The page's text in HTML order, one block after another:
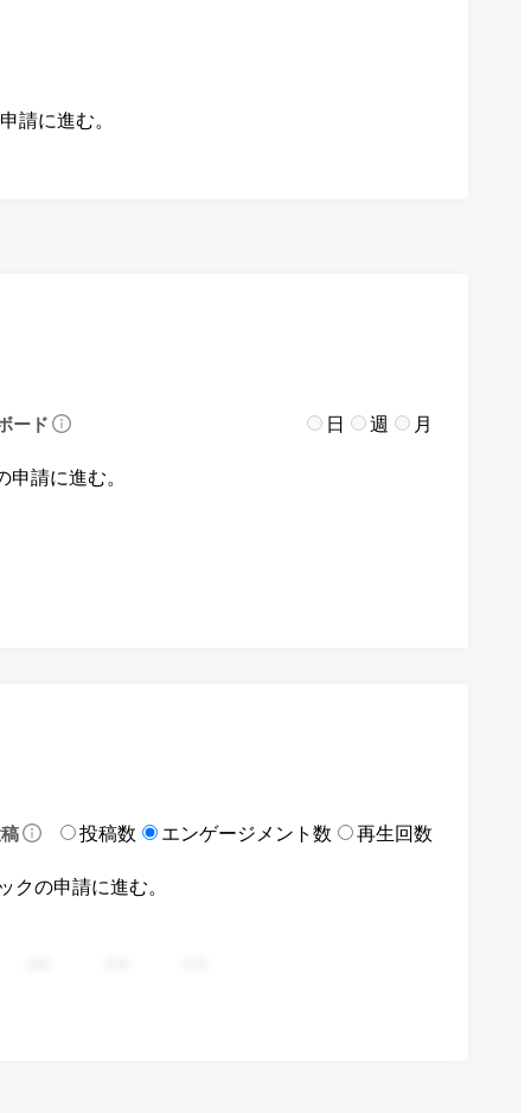
請に進む。
ード 日 週 月
請に進む。
投稿数 エンゲージメント数 再生回数
の申請に進む。